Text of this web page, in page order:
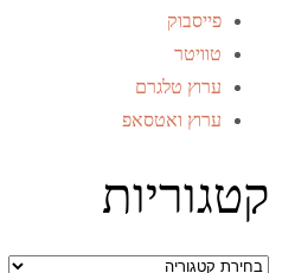
פייסבוק
טוויטר
ערוץ טלגרם
ערוץ ואטסאפ
קטגוריות
קטגוריות